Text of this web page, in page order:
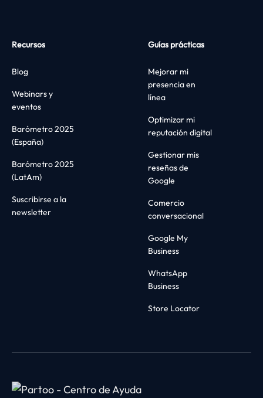
Recursos
Blog
Webinars y
eventos
Barómetro 2025
(España)
Barómetro 2025
(LatAm)
Suscribirse a la
newsletter
Guías prácticas
Mejorar mi
presencia en
línea
Optimizar mi
reputación digital
Gestionar mis
reseñas de
Google
Comercio
conversacional
Google My
Business
WhatsApp
Business
Store Locator